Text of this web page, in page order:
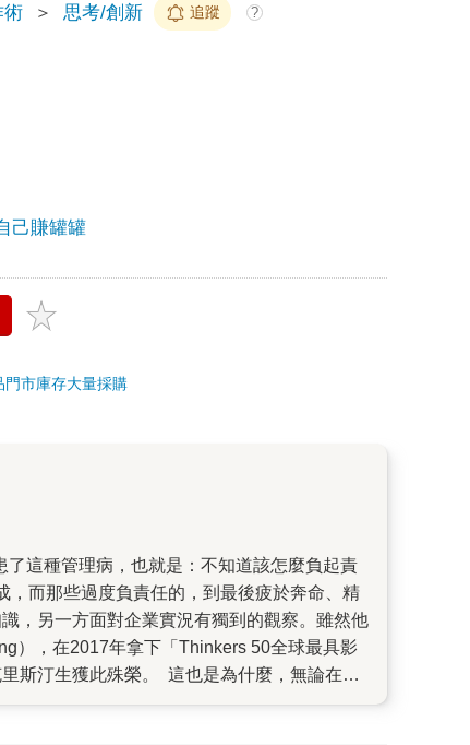
術 ＞ 思考/創新 追蹤 ?
己賺罐罐
門市庫存大量採購
而那些過度負責任的，到最後疲於奔命、精
，另一方面對企業實況有獨到的觀察。雖然他
），在2017年拿下「Thinkers 50全球最具影
斯汀生獲此殊榮。 這也是為什麼，無論在美